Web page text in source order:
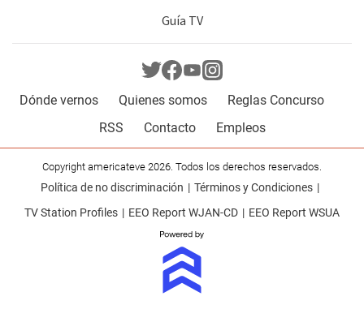
Guía TV
Dónde vernos Quienes somos
Reglas Concurso
RSS
Contacto Empleos
Copyright americateve 2026. Todos los derechos reservados.
Política de no discriminación
Términos y Condiciones
TV Station Profiles
EEO Report WJAN-CD EEO Report WSUA